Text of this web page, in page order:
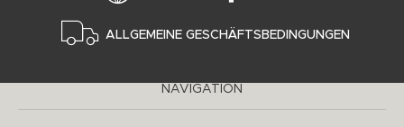
ALLGEMEINE GESCHÄFTSBEDINGUNGEN
NAVIGATION